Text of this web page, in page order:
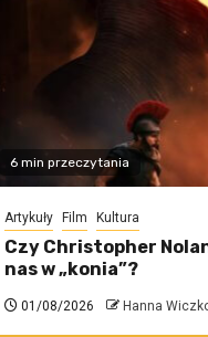
6 min przeczytania
Artykuły Film Kultura
Czy Christopher
nas w „konia”?
01/08/2026 Hanna